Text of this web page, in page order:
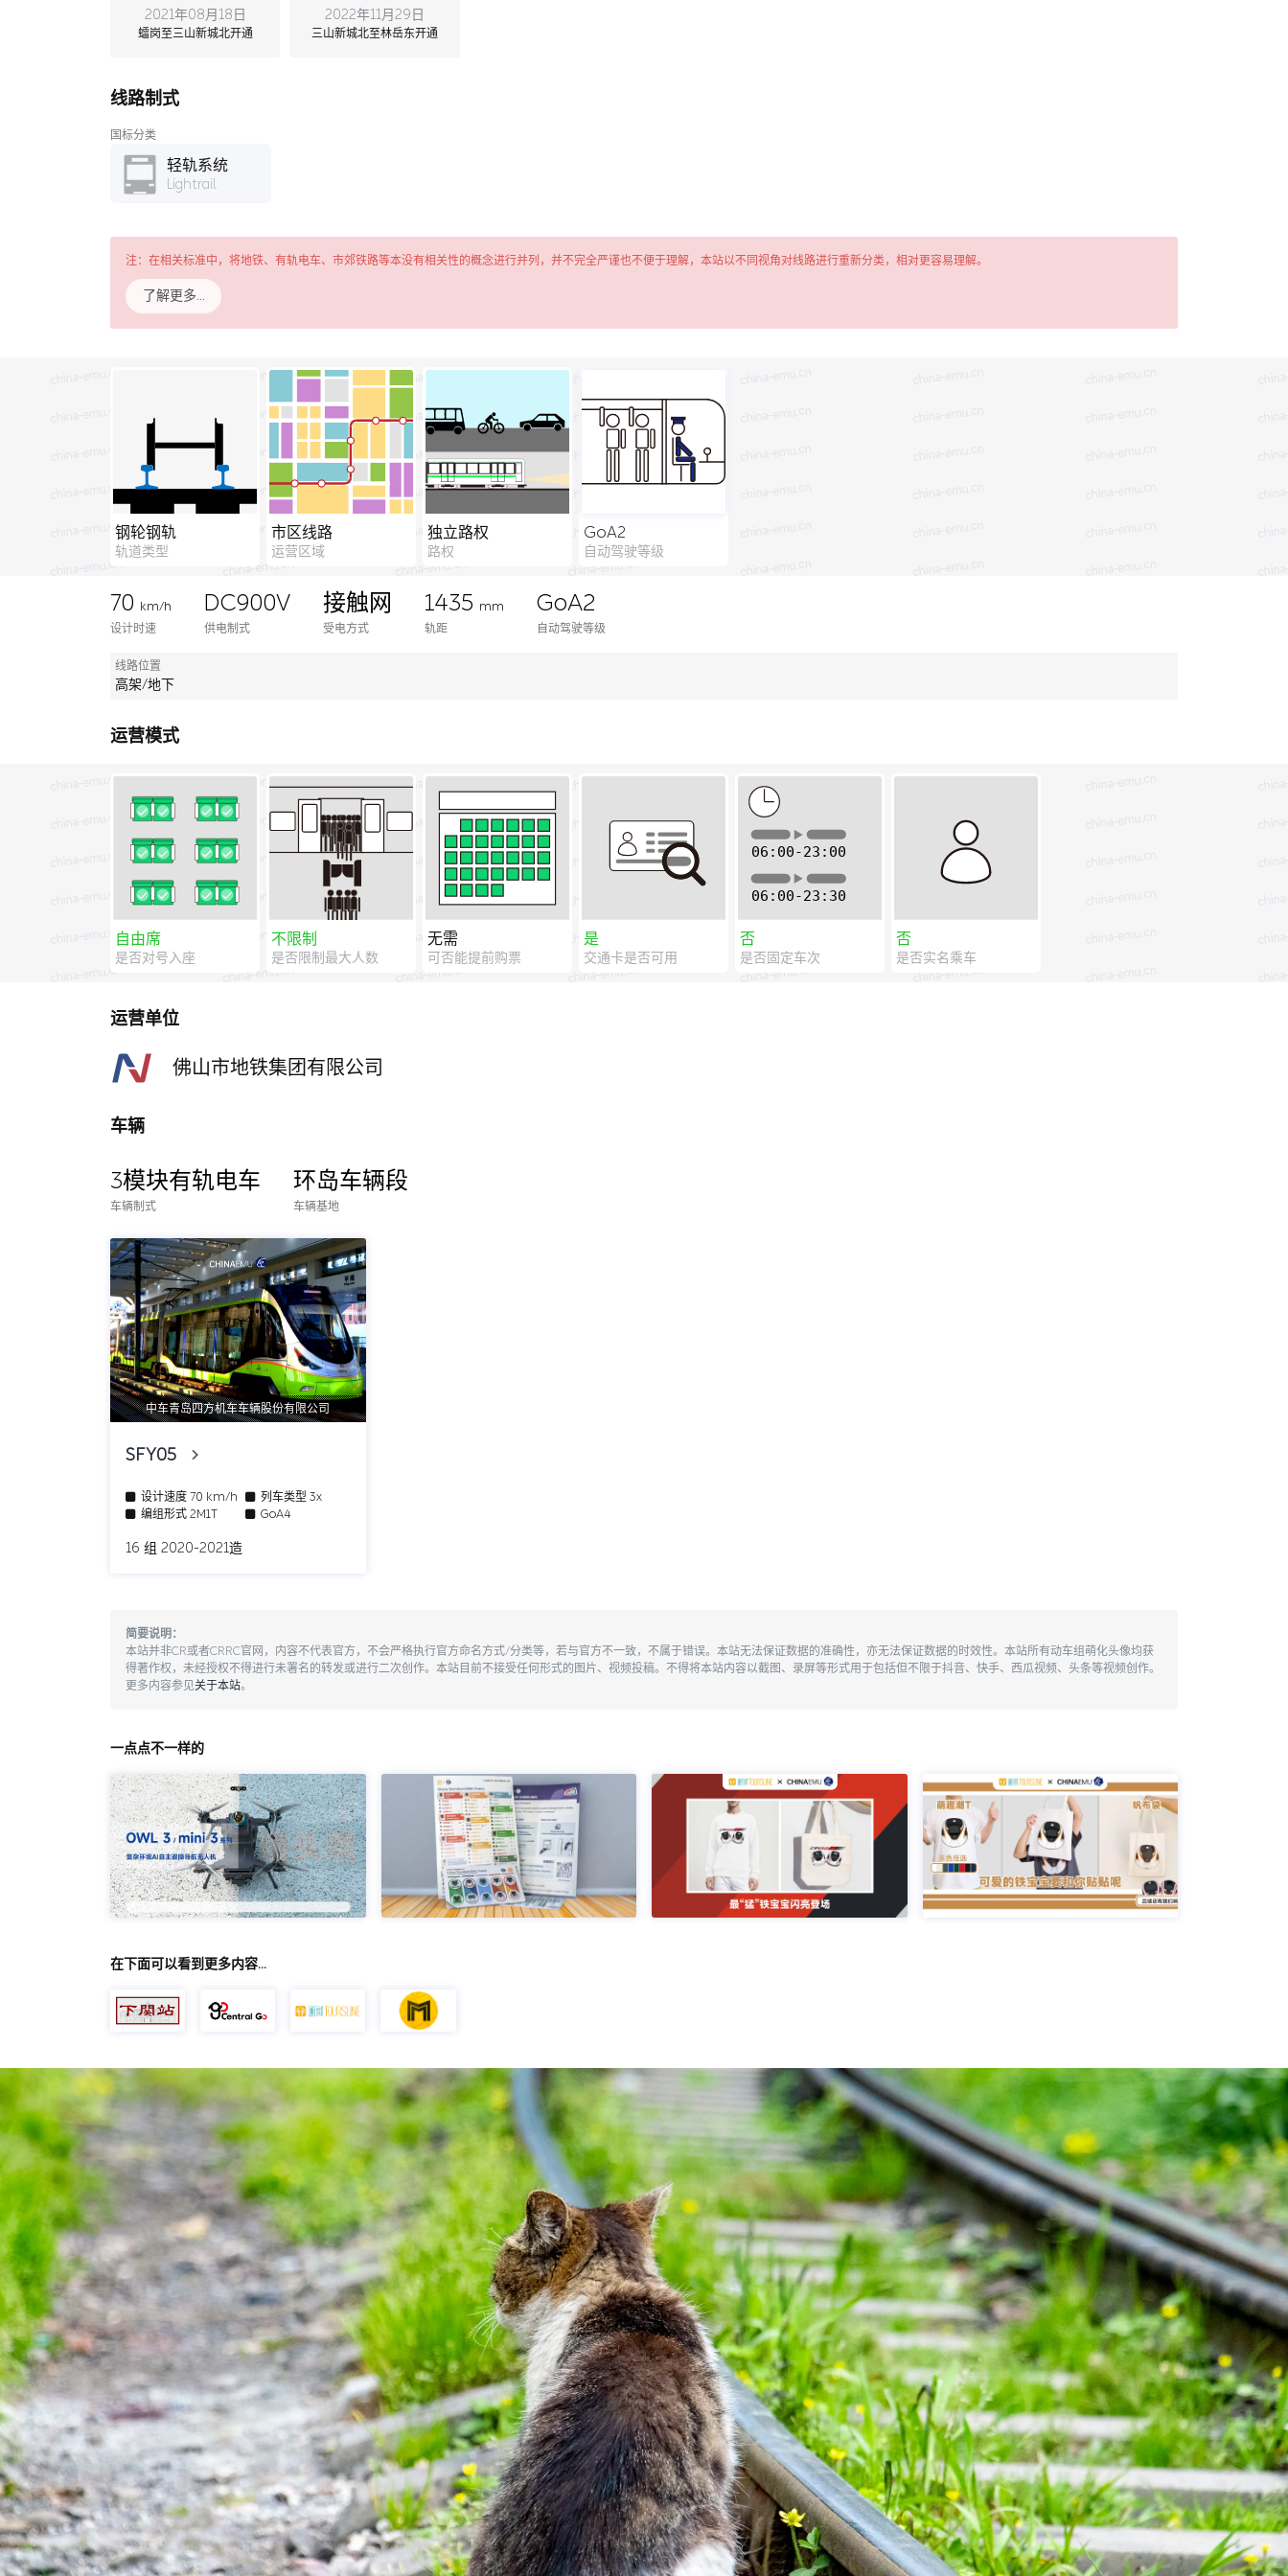
2021年08月18日
𧒽岗至三山新城北开通
2022年11月29日
三山新城北至林岳东开通
线路制式
国标分类
轻轨系统
Lightrail
注：在相关标准中，将地铁、有轨电车、市郊铁路等本没有相关性的概念进行并列，并不完全严谨也不便于理解，本站以不同视角对线路进行重新分类，相对更容易理解。
了解更多…
钢轮钢轨
轨道类型
市区线路
运营区域
独立路权
路权
GoA2
自动驾驶等级
70 km/h
设计时速
DC900V
供电制式
接触网
受电方式
1435 mm
轨距
GoA2
自动驾驶等级
线路位置
高架/地下
运营模式
自由席
是否对号入座
不限制
是否限制最大人数
无需
可否能提前购票
是
交通卡是否可用
否
是否固定车次
否
是否实名乘车
运营单位
佛山市地铁集团有限公司
车辆
3模块有轨电车
车辆制式
环岛车辆段
车辆基地
中车青岛四方机车车辆股份有限公司
SFY05
设计速度 70 km/h 列车类型 3x
编组形式 2M1T GoA4
16 组 2020-2021造
简要说明：
本站并非CR或者CRRC官网，内容不代表官方，不会严格执行官方命名方式/分类等，若与官方不一致，不属于错误。本站无法保证数据的准确性，亦无法保证数据的时效性。本站所有动车组萌化头像均获
得著作权，未经授权不得进行未署名的转发或进行二次创作。本站目前不接受任何形式的图片、视频投稿。不得将本站内容以截图、录屏等形式用于包括但不限于抖音、快手、西瓜视频、头条等视频创作。
更多内容参见关于本站。
一点点不一样的
在下面可以看到更多内容…